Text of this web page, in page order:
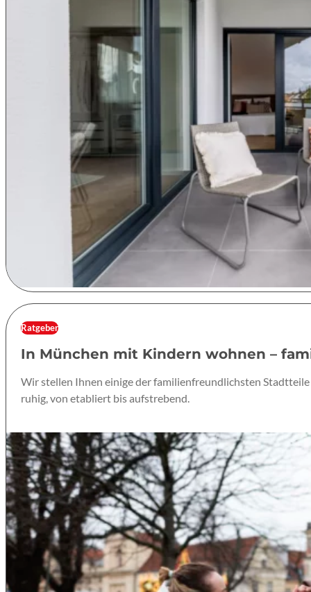
Ratgeber
In München mit Kindern wohnen –
Wir stellen Ihnen einige der familienfreundlichsten
ruhig, von etabliert bis aufstrebend.